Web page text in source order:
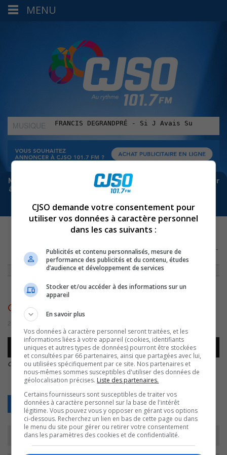
MUSIQUE
:
Meta bloque les infos sur Facebook. Pour ne rien manquer
à Sorel-Tracy et la région, abonne-toi à notre infolettre :
ENTREVUES»SARAH ET MOI»CHRISTIAN-TETREAULT-SARAH-
ET-MOI
christian-tetreault-sarah-et-moi
20 septembre 2016 | Par Équipe CJSO
Lecteur
audio
00:00
christian-tetreault-sarah-et-moi.
Retour
MENU
CJSO demande votre consentement pour
utiliser vos données à caractère personnel
dans les cas suivants :
Publicités et contenu personnalisés, mesure de
performance des publicités et du contenu, études
d’audience et développement de services
Stocker et/ou accéder à des informations sur un
appareil
En savoir plus
Vos données à caractère personnel seront traitées, et les
informations liées à votre appareil (cookies, identifiants
uniques et autres types de données) pourront être stockées
et consultées par 66 partenaires, ainsi que partagées avec lui,
ou utilisées spécifiquement par ce site. Nos partenaires et
nous-mêmes sommes susceptibles d'utiliser des données de
géolocalisation précises. Liste des partenaires.
Certains fournisseurs sont susceptibles de traiter vos
données à caractère personnel sur la base de l'intérêt
légitime. Vous pouvez vous y opposer en gérant vos options
ci-dessous. Recherchez un lien en bas de cette page ou dans
le menu du site pour gérer ou retirer votre consentement
dans les paramètres des cookies et de confidentialité.